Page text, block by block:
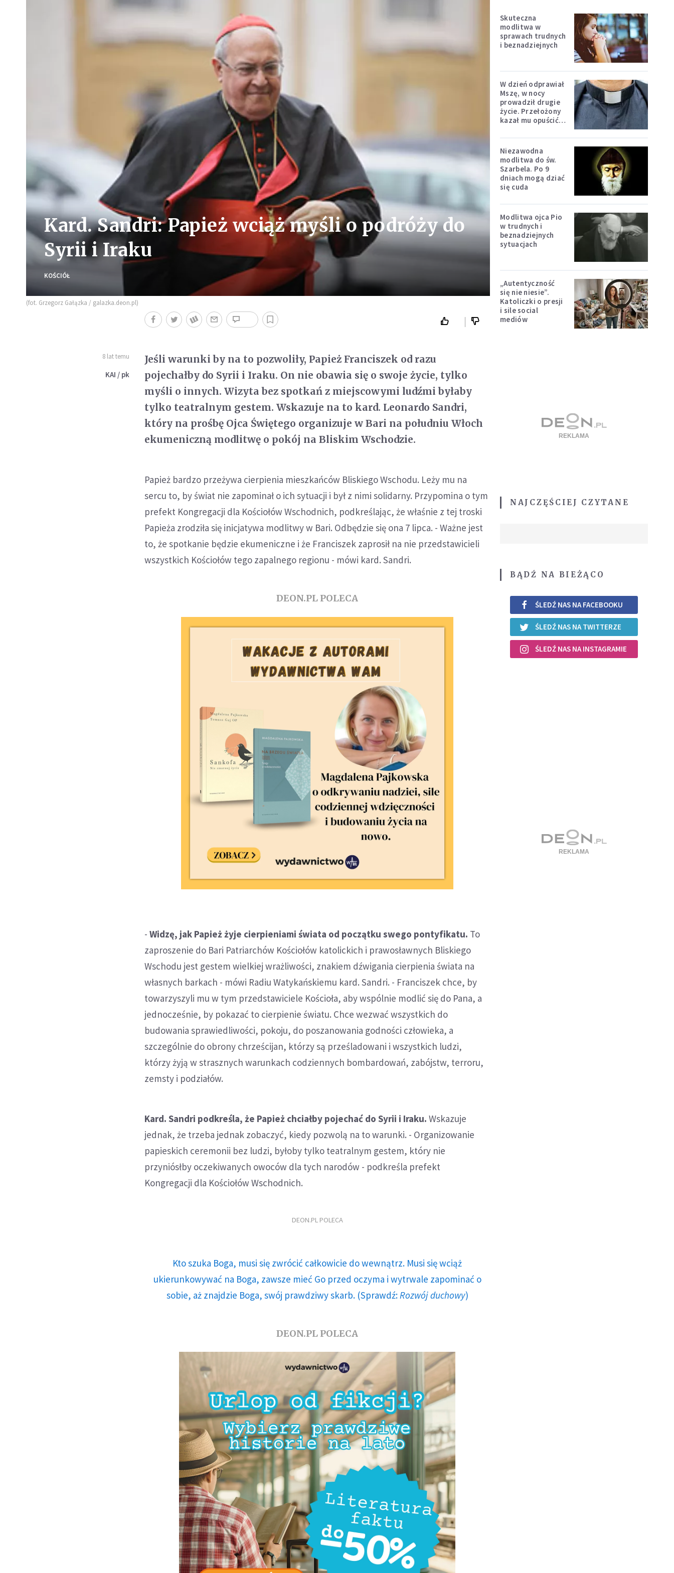
Kard. Sandri: Papież wciąż myśli o podróży do
Syrii i Iraku
KOŚCIÓŁ
(fot. Grzegorz Gałązka / galazka.deon.pl)
8 lat temu
KAI / pk
Jeśli warunki by na to pozwoliły, Papież Franciszek od razu
pojechałby do Syrii i Iraku. On nie obawia się o swoje życie, tylko
myśli o innych. Wizyta bez spotkań z miejscowymi ludźmi byłaby
tylko teatralnym gestem. Wskazuje na to kard. Leonardo Sandri,
który na prośbę Ojca Świętego organizuje w Bari na południu Włoch
ekumeniczną modlitwę o pokój na Bliskim Wschodzie.
Papież bardzo przeżywa cierpienia mieszkańców Bliskiego Wschodu. Leży mu na
sercu to, by świat nie zapominał o ich sytuacji i był z nimi solidarny. Przypomina o tym
prefekt Kongregacji dla Kościołów Wschodnich, podkreślając, że właśnie z tej troski
Papieża zrodziła się inicjatywa modlitwy w Bari. Odbędzie się ona 7 lipca. - Ważne jest
to, że spotkanie będzie ekumeniczne i że Franciszek zaprosił na nie przedstawicieli
wszystkich Kościołów tego zapalnego regionu - mówi kard. Sandri.
DEON.PL POLECA
-Widzę, jak Papież żyje cierpieniami świata od początku swego pontyfikatu. To
zaproszenie do Bari Patriarchów Kościołów katolickich i prawosławnych Bliskiego
Wschodu jest gestem wielkiej wrażliwości, znakiem dźwigania cierpienia świata na
własnych barkach - mówi Radiu Watykańskiemu kard. Sandri. - Franciszek chce, by
towarzyszyli mu w tym przedstawiciele Kościoła, aby wspólnie modlić się do Pana, a
jednocześnie, by pokazać to cierpienie światu. Chce wezwać wszystkich do
budowania sprawiedliwości, pokoju, do poszanowania godności człowieka, a
szczególnie do obrony chrześcijan, którzy są prześladowani i wszystkich ludzi,
którzy żyją w strasznych warunkach codziennych bombardowań, zabójstw, terroru,
zemsty i podziałów.
Kard. Sandri podkreśla, że Papież chciałby pojechać do Syrii i Iraku. Wskazuje
jednak, że trzeba jednak zobaczyć, kiedy pozwolą na to warunki. - Organizowanie
papieskich ceremonii bez ludzi, byłoby tylko teatralnym gestem, który nie
przyniósłby oczekiwanych owoców dla tych narodów - podkreśla prefekt
Kongregacji dla Kościołów Wschodnich.
DEON.PL POLECA
Kto szuka Boga, musi się zwrócić całkowicie do wewnątrz. Musi się wciąż
ukierunkowywać na Boga, zawsze mieć Go przed oczyma i wytrwale zapominać o
sobie, aż znajdzie Boga, swój prawdziwy skarb. (Sprawdź: Rozwój duchowy)
DEON.PL POLECA
Skuteczna
modlitwa w
sprawach trudnych
i beznadziejnych
W dzień odprawiał
Mszę, w nocy
prowadził drugie
życie. Przełożony
kazał mu opuścić
Niezawodna
modlitwa do św.
Szarbela. Po 9
dniach mogą dziać
się cuda
Modlitwa ojca Pio
w trudnych i
beznadziejnych
sytuacjach
„Autentyczność
się nie niesie”.
Katoliczki o presji
i sile social
mediów
NAJCZĘŚCIEJ CZYTANE
BĄDŹ NA BIEŻĄCO
ŚLEDŹ NAS NA FACEBOOKU
ŚLEDŹ NAS NA TWITTERZE
ŚLEDŹ NAS NA INSTAGRAMIE